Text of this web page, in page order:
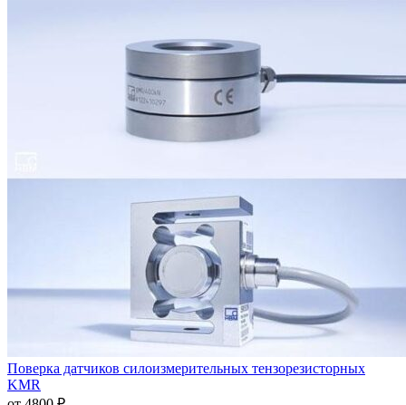
Поверка датчиков силоизмерительных тензорезисторных
KMR